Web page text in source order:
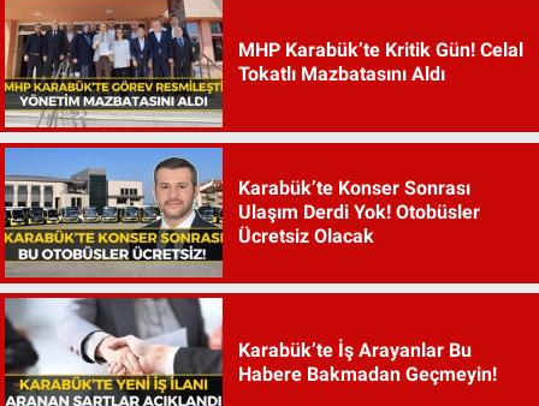
MHP Karabük’te Kritik Gün! Celal
Tokatlı Mazbatasını Aldı
Karabük’te Konser Sonrası
Ulaşım Derdi Yok! Otobüsler
Ücretsiz Olacak
Karabük’te İş Arayanlar Bu
Habere Bakmadan Geçmeyin!